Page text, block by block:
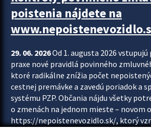
poistenia nájdete na
29. 06. 2026Od 1. augusta 2026
praxe nové pravidlá povinného
ktoré radikálne znížia počet
cestnej premávke a zavedú poriadok a
systému PZP. Občania nájdu všetky
o zmenách na jednom mieste –
https://nepoistenevozidlo.sk/, ktorý